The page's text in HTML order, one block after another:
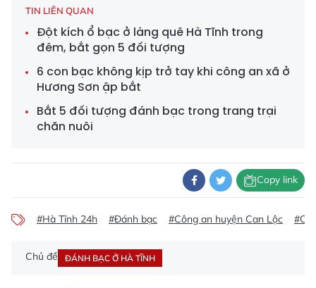
TIN LIÊN QUAN
Đột kích ổ bạc ở làng quê Hà Tĩnh trong
đêm, bắt gọn 5 đối tượng
6 con bạc không kịp trở tay khi công an xã ở
Hương Sơn ập bắt
Bắt 5 đối tượng đánh bạc trong trang trại
chăn nuôi
Copy link
#Hà Tĩnh 24h #Đánh bạc #Công an huyện Can Lộc
Chủ đề ĐÁNH BẠC Ở HÀ TĨNH